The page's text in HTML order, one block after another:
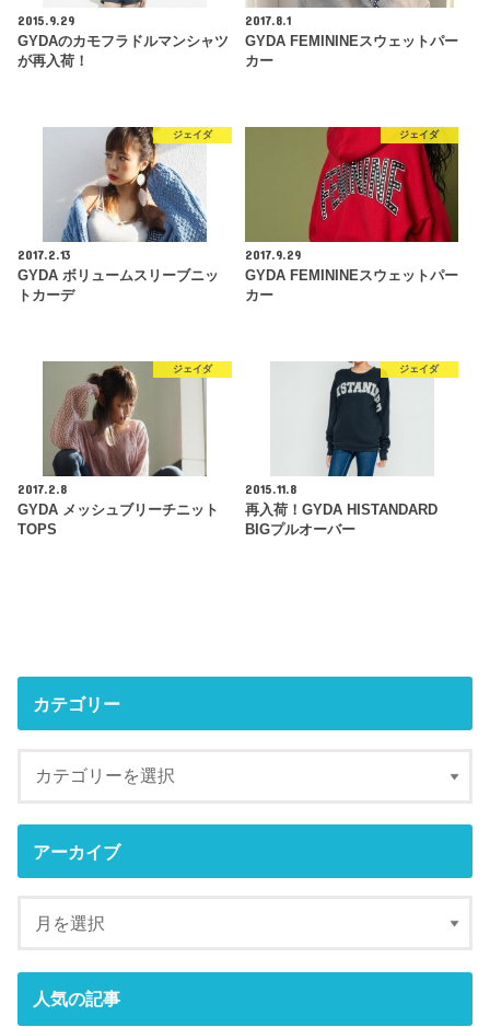
2015.9.29
GYDAのカモフラドルマンシャツ
が再入荷！
2017.8.1
GYDA FEMININEスウェットパー
カー
ジェイダ
2017.2.13
GYDA ボリュームスリーブニッ
トカーデ
ジェイダ
2017.9.29
GYDA FEMININEスウェットパー
カー
ジェイダ
2017.2.8
GYDA メッシュブリーチニット
TOPS
ジェイダ
2015.11.8
再入荷！GYDA HISTANDARD
BIGプルオーバー
カテゴリー
アーカイブ
人気の記事